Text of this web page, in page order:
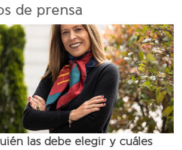
de prensa
las debe elegir y cuáles